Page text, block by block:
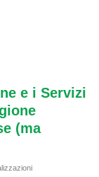
e i Servizi
(ma